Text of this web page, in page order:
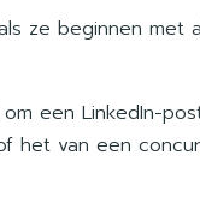
ze beginnen
een LinkedIn-
het van een